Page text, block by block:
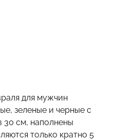
для мужчин
зеленые и черные с
30 см, наполнены
только кратно 5